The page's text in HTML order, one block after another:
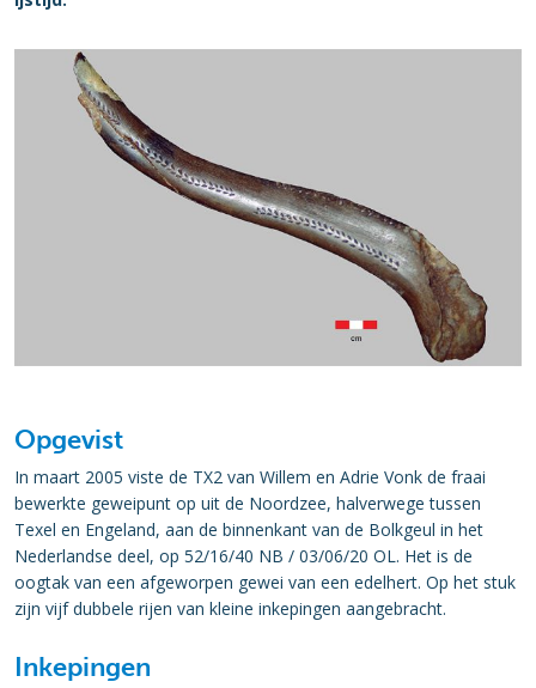
Opgevist
In maart 2005 viste de TX2 van Willem en Adrie Vonk de fraai
bewerkte geweipunt op uit de Noordzee, halverwege tussen
Texel en Engeland, aan de binnenkant van de Bolkgeul in het
Nederlandse deel, op 52/16/40 NB / 03/06/20 OL. Het is de
oogtak van een afgeworpen gewei van een edelhert. Op het stuk
zijn vijf dubbele rijen van kleine inkepingen aangebracht.
Inkepingen